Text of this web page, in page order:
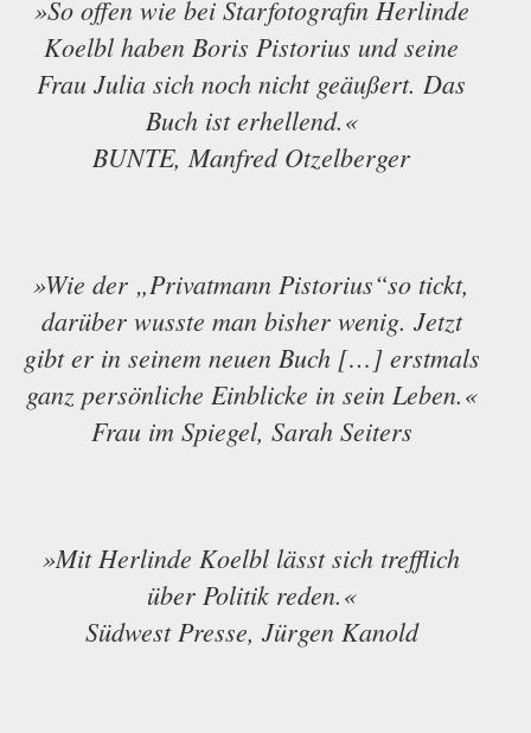
»So offen wie bei Starfotografin Herlinde
Koelbl haben Boris Pistorius und seine
Frau Julia sich noch nicht geäußert. Das
Buch ist erhellend.«
BUNTE, Manfred Otzelberger
»Wie der „Privatmann Pistorius“so tickt,
darüber wusste man bisher wenig. Jetzt
gibt er in seinem neuen Buch […] erstmals
ganz persönliche Einblicke in sein Leben.«
Frau im Spiegel, Sarah Seiters
»Mit Herlinde Koelbl lässt sich trefflich
über Politik reden.«
Südwest Presse, Jürgen Kanold